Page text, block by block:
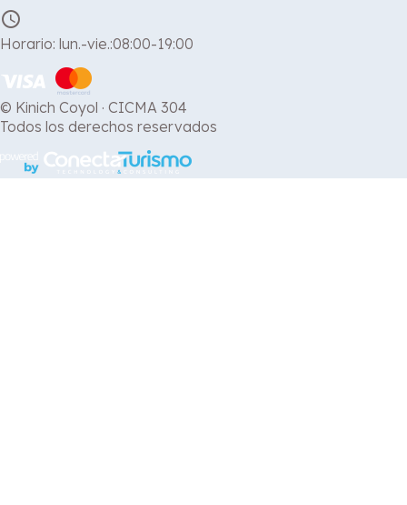
schedule
Horario: lun.-vie.:08:00-19:00
© Kinich Coyol · CICMA 304
Todos los derechos reservados